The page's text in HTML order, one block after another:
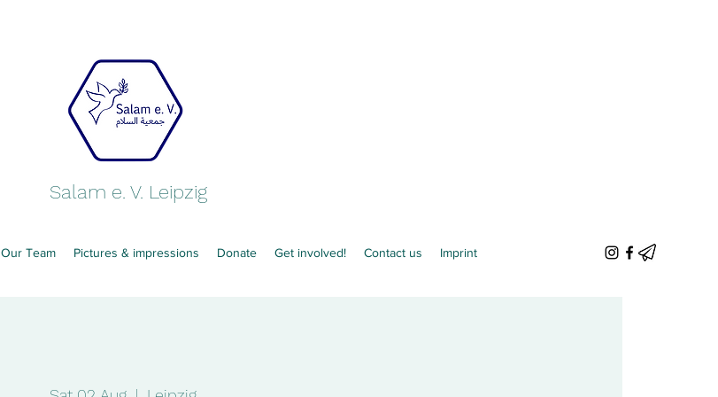
Salam e. V. Leipzig
Our Team Pictures & impressions Donate Get involved! Contact us Imprint